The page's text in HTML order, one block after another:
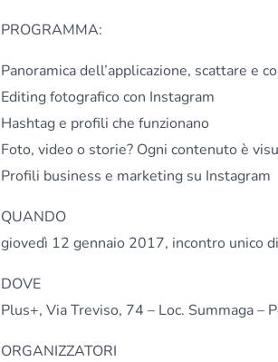
PROGRAMMA:
Panoramica dell’applicazione, scattare e
Editing fotografico con Instagram
Hashtag e profili che funzionano
Foto, video o storie? Ogni contenuto è
Profili business e marketing su Instagram
QUANDO
giovedì 12 gennaio 2017, incontro unico
DOVE
Plus+, Via Treviso, 74 – Loc. Summaga –
ORGANIZZATORI